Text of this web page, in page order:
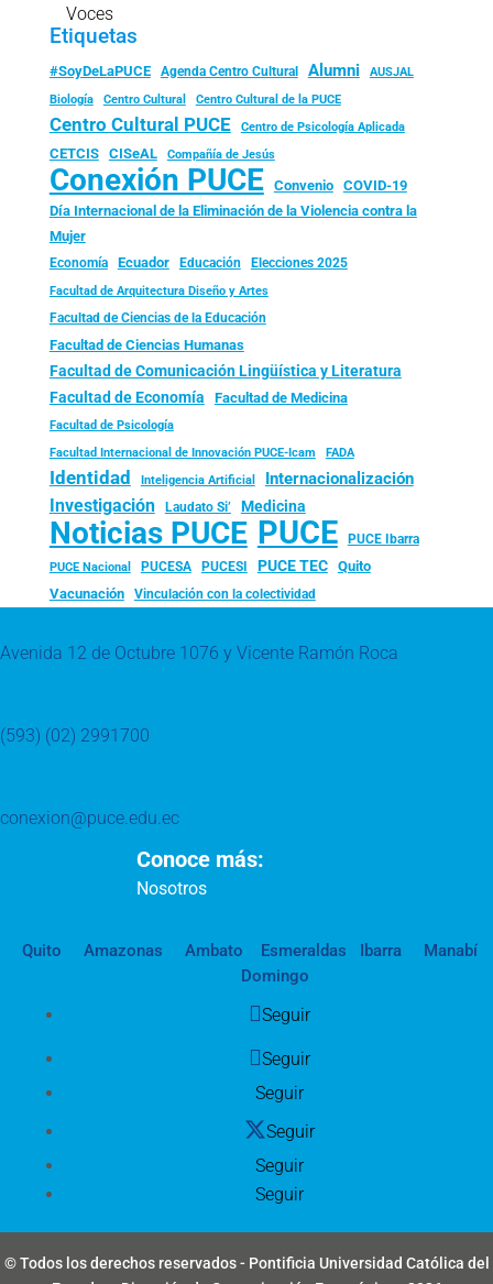
Voces
Etiquetas
#SoyDeLaPUCE Agenda Centro Cultural Alumni
AUSJAL
Biología
Centro Cultural Centro Cultural de la PUCE
Centro Cultural PUCE Centro de Psicología Aplicada
CETCIS CISeAL Compañía de Jesús
Conexión PUCE Convenio
COVID-19
Día Internacional de la Eliminación de la Violencia contra la
Mujer
Economía Ecuador Educación Elecciones 2025
Facultad de Arquitectura Diseño y Artes
Facultad de Ciencias de la Educación
Facultad de Ciencias Humanas
Facultad de Comunicación Lingüística y Literatura
Facultad de Economía Facultad de Medicina
Facultad de Psicología
Facultad Internacional de Innovación PUCE-Icam FADA
Identidad Inteligencia Artificial Internacionalización
Investigación Laudato Si’ Medicina
Noticias PUCE PUCE PUCE Ibarra
PUCE Nacional PUCESA PUCESI PUCE TEC
Quito
Vacunación
Vinculación con la colectividad
Avenida 12 de Octubre 1076 y Vicente Ramón Roca
(593) (02) 2991700
conexion@puce.edu.ec
Conoce más:
Nosotros
Quito Amazonas Ambato Esmeraldas Ibarra
Manabí
Domingo
Seguir
Seguir
Seguir
Seguir
Seguir
Seguir
© Todos los derechos reservados - Pontificia Universidad Católica del